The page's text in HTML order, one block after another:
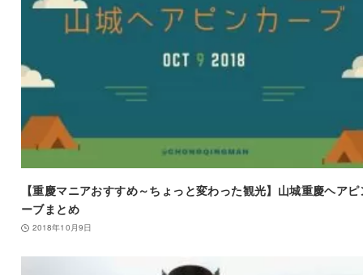
【重慶マニアおすすめ～ちょっと変わった観光】山城重慶ヘアピ
ーブまとめ
2018年10月9日